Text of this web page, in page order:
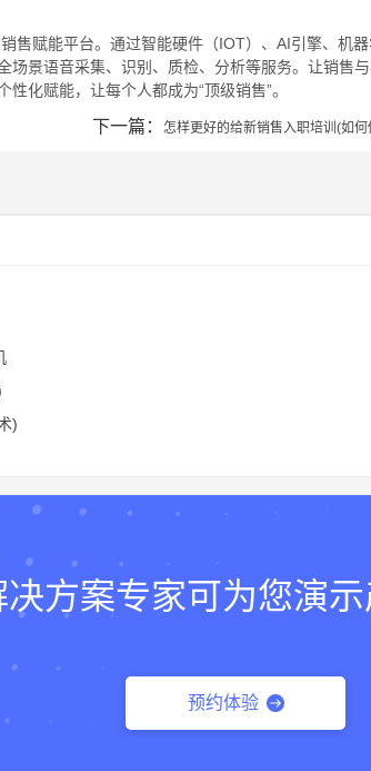
售赋能平台。通过智能硬件（IOT）、AI引擎、机
景语音采集、识别、质检、分析等服务。让销售
化赋能，让每个人都成为“顶级销售”。
下一篇： 怎样更好的给新销售入职培训(如
)
决方案专家可为您演
预约体验